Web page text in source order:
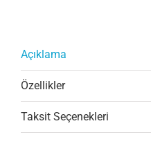
Açıklama
Özellikler
Taksit Seçenekleri